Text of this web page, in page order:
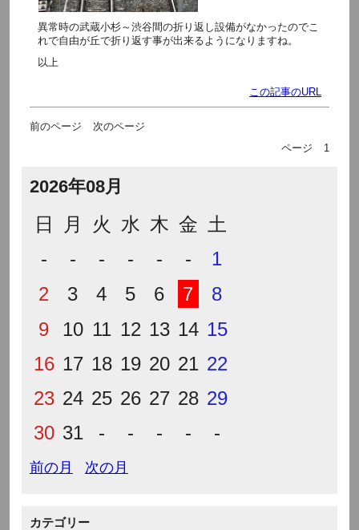
異常時の武蔵小杉～渋谷間の折り返し設備がなかったのでこ
れで自由が丘で折り返す事が出来るようになりますね。
以上
この記事のURL
前のページ
次のページ
ページ
1
2026年08月
日 月 火 水 木 金 土
-
- - - - -
1
2
3 4 5 6 7
8
9
10 11 12 13 14 15
16 17 18 19 20 21 22
23 24 25 26 27 28 29
30 31 - - - - -
前の月 次の月
カテゴリー